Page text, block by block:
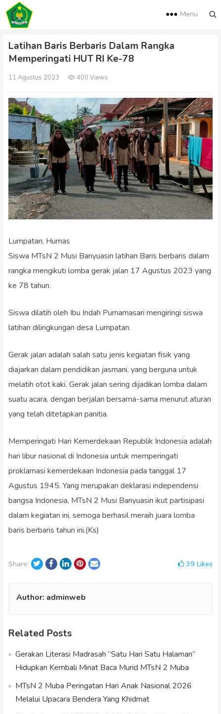
Menu
Latihan Baris Berbaris Dalam Rangka
Memperingati HUT RI Ke-78
11 Agustus 2023 400 Views
Lumpatan, Humas
Siswa MTsN 2 Musi Banyuasin latihan Baris berbaris dalam
rangka mengikuti lomba gerak jalan 17 Agustus 2023 yang
ke 78 tahun.
Siswa dilatih oleh Ibu Indah Purnamasari mengiringi siswa
latihan dilingkungan desa Lumpatan.
Gerak jalan adalah salah satu jenis kegiatan fisik yang
diajarkan dalam pendidikan jasmani, yang berguna untuk
melatih otot kaki. Gerak jalan sering dijadikan lomba dalam
suatu acara, dengan berjalan bersama-sama menurut aturan
yang telah ditetapkan panitia.
Memperingati Hari Kemerdekaan Republik Indonesia adalah
hari libur nasional di Indonesia untuk memperingati
proklamasi kemerdekaan Indonesia pada tanggal 17
Agustus 1945. Yang merupakan deklarasi independensi
bangsa Indonesia, MTsN 2 Musi Banyuasin ikut partisipasi
dalam kegiatan ini, semoga berhasil meraih juara lomba
baris berbaris tahun ini.(Ks)
Share: TwitterFacebook
LinkedInPinterest
Email 39Likes
Author: adminweb
Related Posts
Gerakan Literasi Madrasah “Satu Hari Satu Halaman”
Hidupkan Kembali Minat Baca Murid MTsN 2 Muba
MTsN 2 Muba Peringatan Hari Anak Nasional 2026
Melalui Upacara Bendera Yang Khidmat